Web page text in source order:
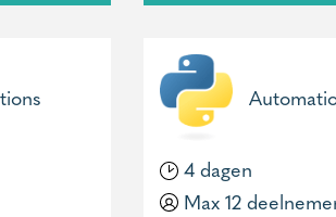
4 dagen
Max 12